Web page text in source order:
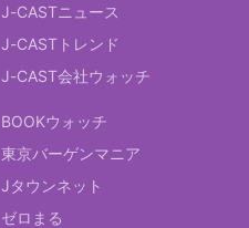
J-CASTニュース
J-CASTトレンド
J-CAST会社ウォッチ
BOOKウォッチ
東京バーゲンマニア
Jタウンネット
ゼロまる